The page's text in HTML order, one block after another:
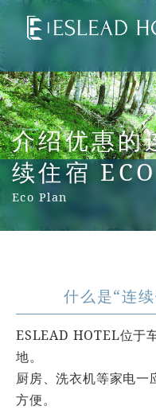
介绍优惠的
续住宿
Eco Plan
什么是“连
ESLEAD HOTEL位于
地。
厨房、洗衣机等家电一
方便。